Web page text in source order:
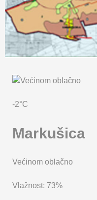
-2°C
Markušica
Većinom oblačno
Vlažnost: 73%